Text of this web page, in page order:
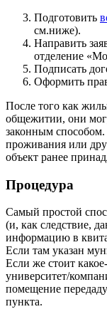
Подготовить
см.ниже).
Направить
отделение
Подписать
Оформить
После того как
общежитии, они
законным
проживания или
объект ранее
Процедура
Самый простой
(и, как следствие,
информацию в
Если там указан
Если же стоит
университет/
помещение
пункта.